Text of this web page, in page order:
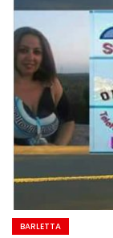
BARLETTA